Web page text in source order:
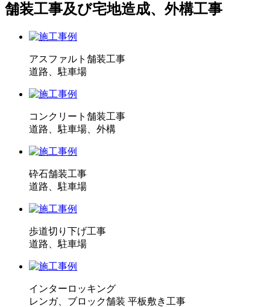
舗装工事及び宅地造成、外構工事
アスファルト舗装工事
道路、駐車場
コンクリート舗装工事
道路、駐車場、外構
砕石舗装工事
道路、駐車場
歩道切り下げ工事
道路、駐車場
インターロッキング
レンガ、ブロック舗装 平板敷き工事